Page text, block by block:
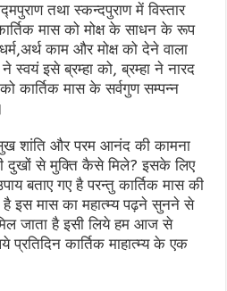
तथा स्कन्दपुराण में विस्तार
मास को मोक्ष के साधन के रूप
काम और मोक्ष को देने वाला
स्वयं इसे ब्रम्हा को, ब्रम्हा ने नारद
कार्तिक मास के सर्वगुण सम्पन्न
शांति और परम आनंद की कामना
दुखों से मुक्ति कैसे मिले? इसके लिए
बताए गए है परन्तु कार्तिक मास की
है इस मास का महात्म्य पढ़ने सुनने से
जाता है इसी लिये हम आज से
कार्तिक माहात्म्य के एक